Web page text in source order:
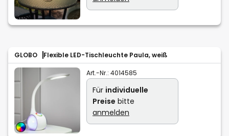
GLOBO Flexible LED-Tischleuchte Paula, weiß
Art.-Nr.: 4014585
Für individuelle
Preise bitte
anmelden